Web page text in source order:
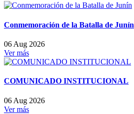
Conmemoración de la Batalla de Junín
06 Aug 2026
Ver más
COMUNICADO INSTITUCIONAL
06 Aug 2026
Ver más